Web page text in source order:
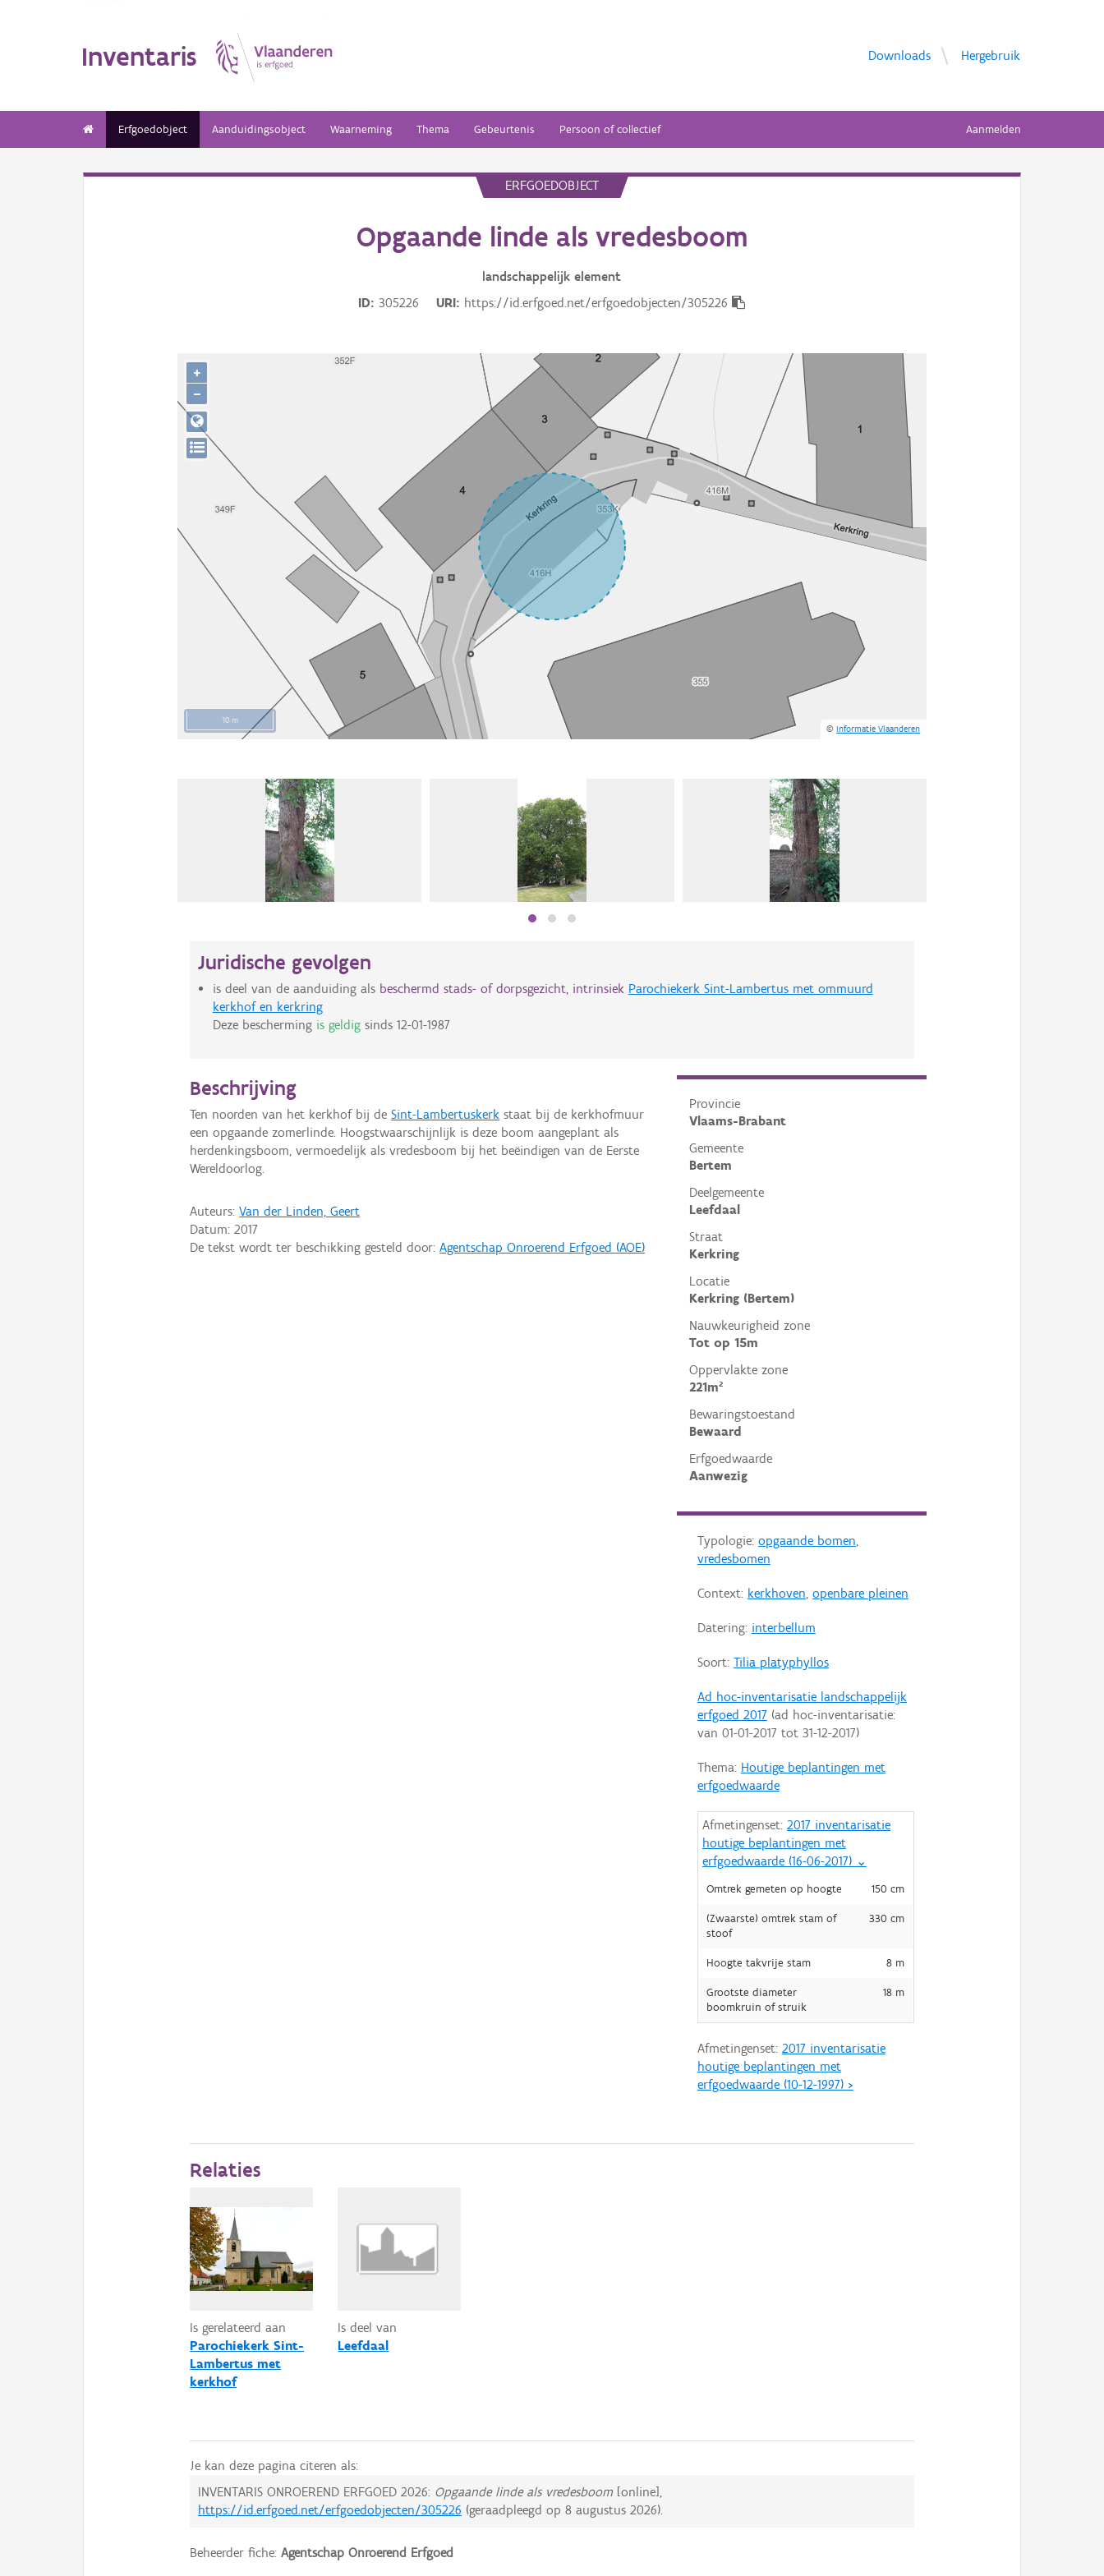
Inventaris Downloads Hergebruik
Erfgoedobject Aanduidingsobject Waarneming Thema Gebeurtenis Persoon of collectief Aanmelden
ERFGOEDOBJECT
Opgaande linde als vredesboom
landschappelijk element
ID
305226 URI https://id.erfgoed.net/erfgoedobjecten/305226
10 m
©Informatie Vlaanderen
+
−
Juridische gevolgen
is deel van de aanduiding als beschermd stads- of dorpsgezicht, intrinsiek Parochiekerk Sint-Lambertus met ommuurd
kerkhof en kerkring
Deze bescherming is geldigsinds 12-01-1987
Provincie
Vlaams-Brabant
Gemeente
Bertem
Deelgemeente
Leefdaal
Straat
Kerkring
Locatie
Kerkring (Bertem)
Nauwkeurigheid zone
Tot op 15m
Oppervlakte zone
221m²
Bewaringstoestand
Bewaard
Erfgoedwaarde
Aanwezig
Typologie: opgaande bomen,
vredesbomen
Context: kerkhoven, openbare pleinen
Datering: interbellum
Soort: Tilia platyphyllos
Ad hoc-inventarisatie landschappelijk
erfgoed 2017(ad hoc-inventarisatie:
van 01-01-2017tot 31-12-2017)
Thema: Houtige beplantingen met
erfgoedwaarde
Afmetingenset: 2017 inventarisatie
houtige beplantingen met
erfgoedwaarde (16-06-2017) ⌄
Omtrek gemeten op hoogte 150 cm
(Zwaarste) omtrek stam of
stoof
330 cm
Hoogte takvrije stam 8 m
Grootste diameter
boomkruin of struik
18 m
Afmetingenset: 2017 inventarisatie
houtige beplantingen met
erfgoedwaarde (10-12-1997) >
Beschrijving
Ten noorden van het kerkhof bij deSint-Lambertuskerk staat bij de kerkhofmuur
een opgaande zomerlinde. Hoogstwaarschijnlijk is deze boom aangeplant als
herdenkingsboom, vermoedelijk als vredesboom bij het beëindigen van de Eerste
Wereldoorlog.
Auteurs:Van der Linden, Geert
Datum:2017
De tekst wordt ter beschikking gesteld door:Agentschap Onroerend Erfgoed (AOE)
Relaties
Is gerelateerd aan
Parochiekerk Sint-
Lambertus met
kerkhof
Is deel van
Leefdaal
Je kan deze pagina citeren als:
INVENTARIS ONROEREND ERFGOED 2026: Opgaande linde als vredesboom [online],
https://id.erfgoed.net/erfgoedobjecten/305226 (geraadpleegd op8 augustus 2026).
Beheerder fiche:Agentschap Onroerend Erfgoed